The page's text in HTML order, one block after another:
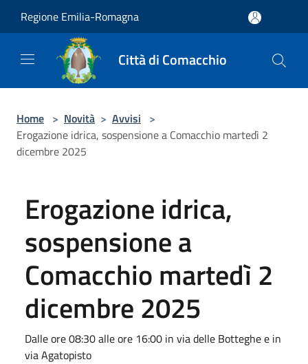
Regione Emilia-Romagna
Città di Comacchio
Home > Novità > Avvisi >
Erogazione idrica, sospensione a Comacchio martedì 2
dicembre 2025
Erogazione idrica,
sospensione a
Comacchio martedì 2
dicembre 2025
Dalle ore 08:30 alle ore 16:00 in via delle Botteghe e in
via Agatopisto